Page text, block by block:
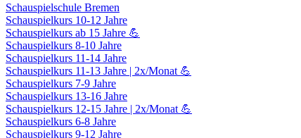
Schauspielschule Bremen
Schauspielkurs 10-12 Jahre
Schauspielkurs ab 15 Jahre 💪
Schauspielkurs 8-10 Jahre
Schauspielkurs 11-14 Jahre
Schauspielkurs 11-13 Jahre | 2x/Monat 💪
Schauspielkurs 7-9 Jahre
Schauspielkurs 13-16 Jahre
Schauspielkurs 12-15 Jahre | 2x/Monat 💪
Schauspielkurs 6-8 Jahre
Schauspielkurs 9-12 Jahre